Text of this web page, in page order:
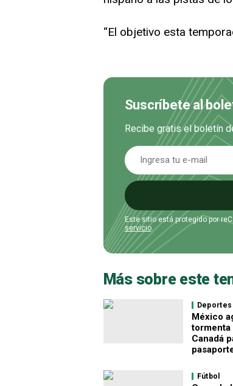
“El objetivo esta
Suscríbete al
Recibe gratis el boletín
Este sitio está protegido por
servicio.
Más sobre este
Deportes
México
tormenta
Canadá
Fútbol